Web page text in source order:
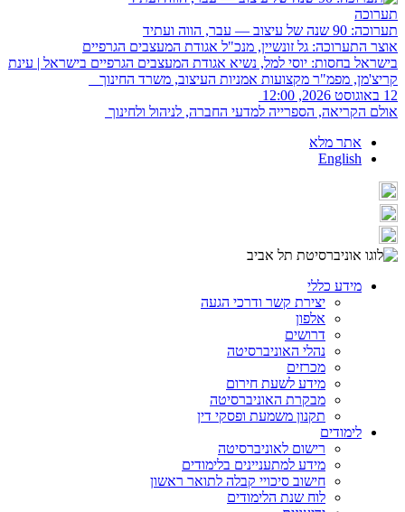
תערוכה
תערוכה: 90 שנה של עיצוב — עבר, הווה ועתיד
אוצר התערוכה: גל זונשיין, מנכ"ל אגודת המעצבים הגרפיים
בישראל בחסות: יוסי למל, נשיא אגודת המעצבים הגרפיים בישראל | עינת
קריצ'מן, מפמ"ר מקצועות אמניות העיצוב, משרד החינוך
12 באוגוסט 2026, 12:00
אולם הקריאה, הספרייה למדעי החברה, לניהול ולחינוך
אתר מלא
English
מידע כללי
יצירת קשר ודרכי הגעה
אלפון
דרושים
נהלי האוניברסיטה
מכרזים
מידע לשעת חירום
מבקרת האוניברסיטה
תקנון משמעת ופסקי דין
לימודים
רישום לאוניברסיטה
מידע למתעניינים בלימודים
חישוב סיכויי קבלה לתואר ראשון
לוח שנת הלימודים